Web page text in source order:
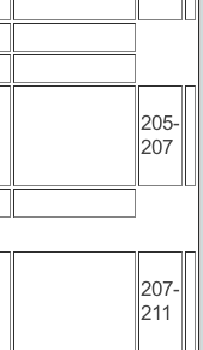
205-
207
207-
211